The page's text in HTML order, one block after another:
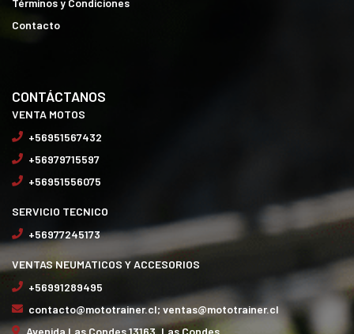
Contacto
CONTÁCTANOS
VENTA MOTOS
+56951567432
+56979715597
+56951556075
SERVICIO TECNICO
+56977245173
VENTAS NEUMATICOS Y ACCESORIOS
+56991289495
contacto@mototrainer.cl; ventas@mototrainer.cl